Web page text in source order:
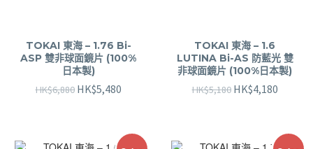
TOKAI 東海 – 1.76 Bi-
ASP 雙非球面鏡片 (100%
日本製)
HK$6,880 HK$5,480
TOKAI 東海 – 1.6
LUTINA Bi-AS 防藍光 雙
非球面鏡片 (100%日本製)
HK$5,180 HK$4,180